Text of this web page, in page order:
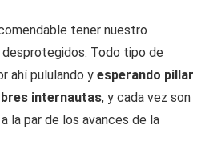
tener nuestro
Todo tipo de
ahí pululando y esperando pillar
internautas, y cada vez son
la par de los avances de la